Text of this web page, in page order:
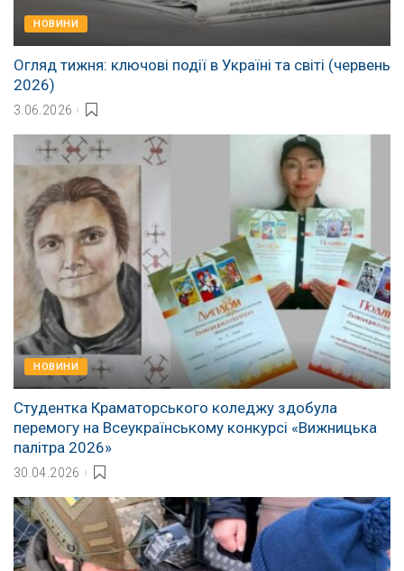
НОВИНИ
Огляд тижня: ключові події в Україні та світі (червень
2026)
3.06.2026
НОВИНИ
Студентка Краматорського коледжу здобула
перемогу на Всеукраїнському конкурсі «Вижницька
палітра 2026»
30.04.2026